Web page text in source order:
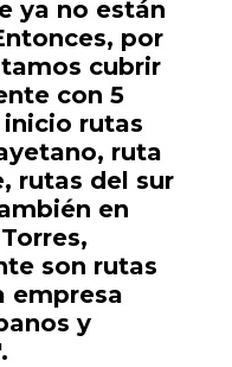
ya no están
por
cubrir
con 5
rutas
ruta
rutas del sur
en
son rutas
empresa
y